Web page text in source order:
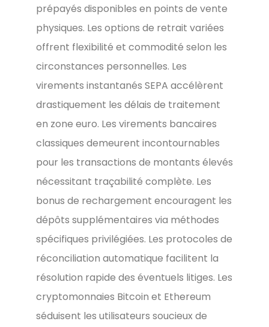
prépayés disponibles en points de vente
physiques. Les options de retrait variées
offrent flexibilité et commodité selon les
circonstances personnelles. Les
virements instantanés SEPA accélèrent
drastiquement les délais de traitement
en zone euro. Les virements bancaires
classiques demeurent incontournables
pour les transactions de montants élevés
nécessitant traçabilité complète. Les
bonus de rechargement encouragent les
dépôts supplémentaires via méthodes
spécifiques privilégiées. Les protocoles de
réconciliation automatique facilitent la
résolution rapide des éventuels litiges. Les
cryptomonnaies Bitcoin et Ethereum
séduisent les utilisateurs soucieux de